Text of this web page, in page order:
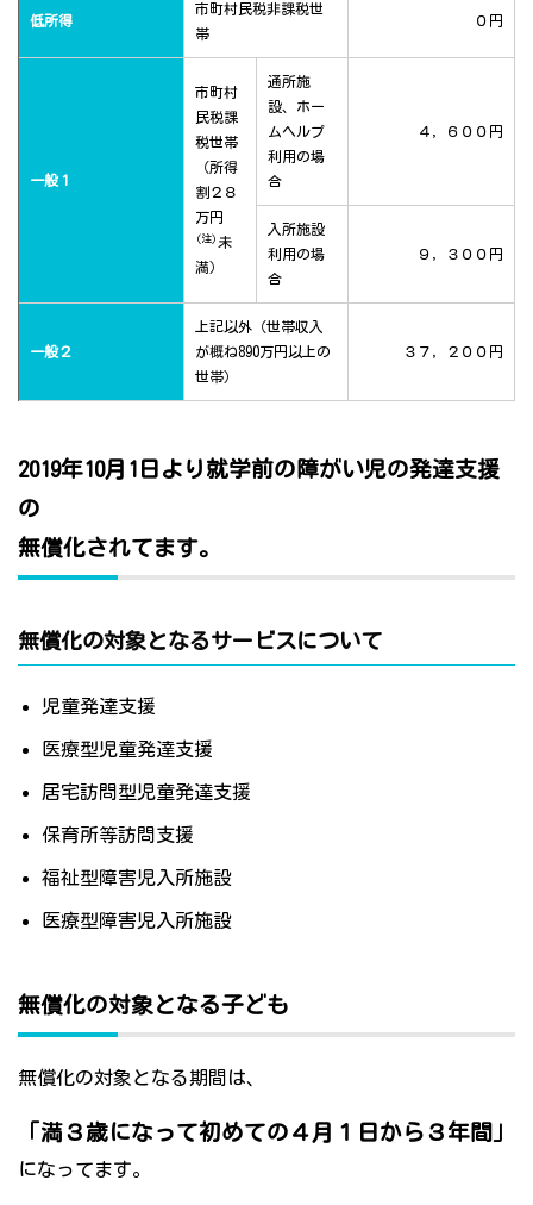
低所得
市町村民税非課税世
帯
０円
一般１
市町村
民税課
税世帯
（所得
割２８
万円
(注) 未
満）
通所施
設、ホー
ムヘルプ
利用の場
合
４，６００円
入所施設
利用の場
合
９，３００円
一般２
上記以外（世帯収入
が概ね890万円以上の
世帯）
３７，２００円
2019年10月1日より就学前の障がい児の発達支援
の
無償化されてます。
無償化の対象となるサービスについて
児童発達支援
医療型児童発達支援
居宅訪問型児童発達支援
保育所等訪問支援
福祉型障害児入所施設
医療型障害児入所施設
無償化の対象となる子ども
無償化の対象となる期間は、
「満３歳になって初めての４月１日から３年間」
になってます。